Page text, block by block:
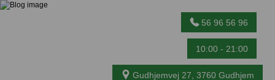
56 96 56 96
10:00 - 21:00
Gudhjemvej 27, 3760 Gudhjem